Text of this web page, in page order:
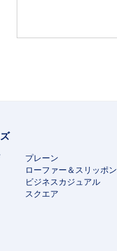
プレーン
ローファー＆スリッポン
ビジネスカジュアル
スクエア